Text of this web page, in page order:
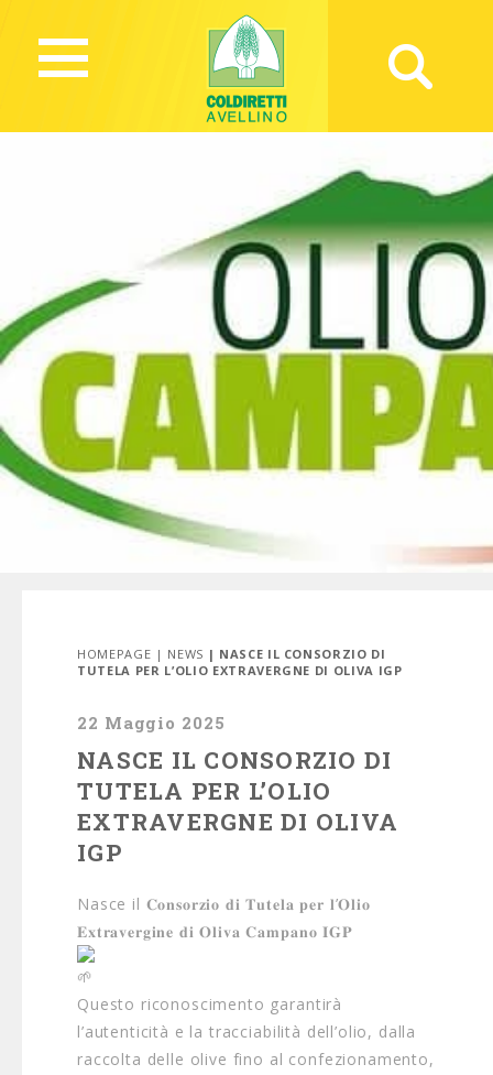
HOMEPAGE | NEWS | NASCE IL CONSORZIO DI
TUTELA PER L’OLIO EXTRAVERGNE DI OLIVA IGP
22 Maggio 2025
NASCE IL CONSORZIO DI
TUTELA PER L’OLIO
EXTRAVERGNE DI OLIVA
IGP
Nasce il 𝐂𝐨𝐧𝐬𝐨𝐫𝐳𝐢𝐨 𝐝𝐢 𝐓𝐮𝐭𝐞𝐥𝐚 𝐩𝐞𝐫 𝐥’𝐎𝐥𝐢𝐨
𝐄𝐱𝐭𝐫𝐚𝐯𝐞𝐫𝐠𝐢𝐧𝐞 𝐝𝐢 𝐎𝐥𝐢𝐯𝐚 𝐂𝐚𝐦𝐩𝐚𝐧𝐨 𝐈𝐆𝐏
Questo riconoscimento garantirà
l’autenticità e la tracciabilità dell’olio, dalla
raccolta delle olive fino al confezionamento,